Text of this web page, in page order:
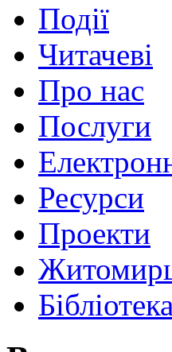
Події
Читачеві
Про нас
Послуги
Ресурси
Проекти